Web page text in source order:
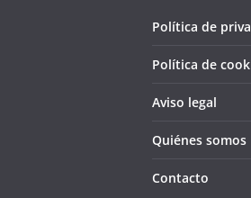
Política de
Política de
Aviso legal
Quiénes somos
Contacto